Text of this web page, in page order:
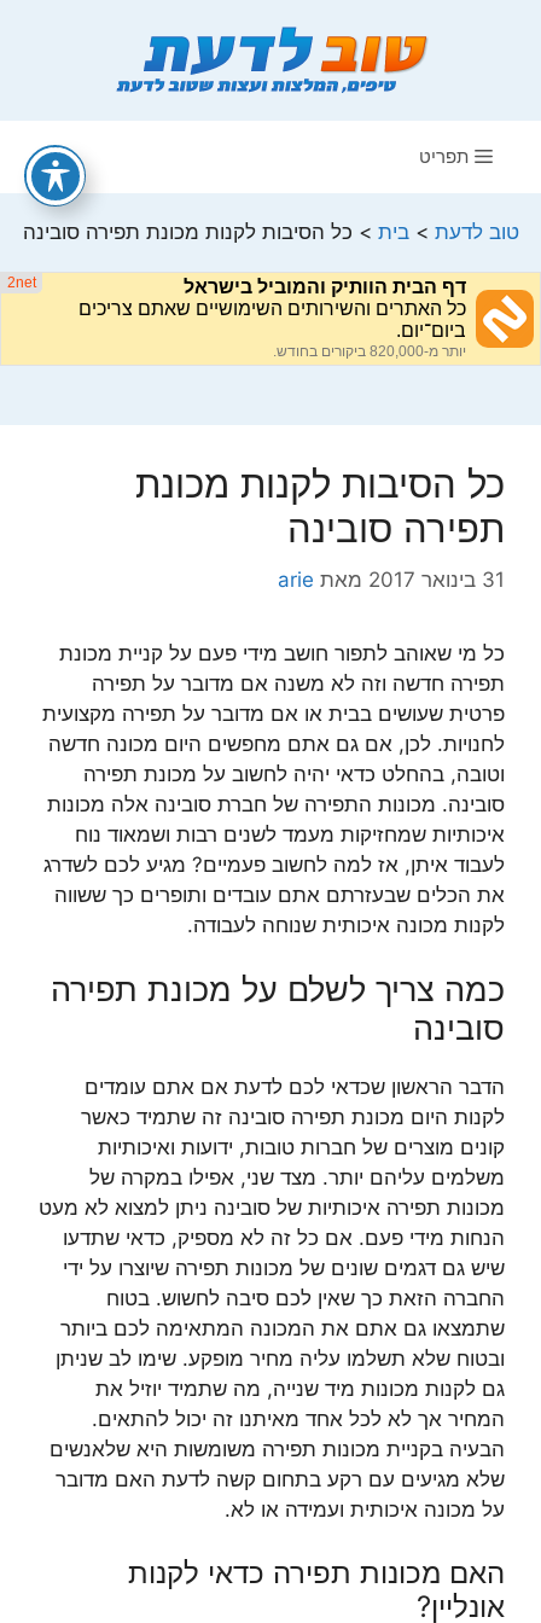
תפריט
טוב לדעת >בית > כל הסיבות לקנות מכונת תפירה סובינה
כל הסיבות לקנות מכונת
תפירה סובינה
31 בינואר 2017 מאת arie
כל מי שאוהב לתפור חושב מידי פעם על קניית מכונת
תפירה חדשה וזה לא משנה אם מדובר על תפירה
פרטית שעושים בבית או אם מדובר על תפירה מקצועית
לחנויות. לכן, אם גם אתם מחפשים היום מכונה חדשה
וטובה, בהחלט כדאי יהיה לחשוב על מכונת תפירה
סובינה. מכונות התפירה של חברת סובינה אלה מכונות
איכותיות שמחזיקות מעמד לשנים רבות ושמאוד נוח
לעבוד איתן, אז למה לחשוב פעמיים? מגיע לכם לשדרג
את הכלים שבעזרתם אתם עובדים ותופרים כך ששווה
לקנות מכונה איכותית שנוחה לעבודה.
כמה צריך לשלם על מכונת תפירה
סובינה
הדבר הראשון שכדאי לכם לדעת אם אתם עומדים
לקנות היום מכונת תפירה סובינה זה שתמיד כאשר
קונים מוצרים של חברות טובות, ידועות ואיכותיות
משלמים עליהם יותר. מצד שני, אפילו במקרה של
מכונות תפירה איכותיות של סובינה ניתן למצוא לא מעט
הנחות מידי פעם. אם כל זה לא מספיק, כדאי שתדעו
שיש גם דגמים שונים של מכונות תפירה שיוצרו על ידי
החברה הזאת כך שאין לכם סיבה לחשוש. בטוח
שתמצאו גם אתם את המכונה המתאימה לכם ביותר
ובטוח שלא תשלמו עליה מחיר מופקע. שימו לב שניתן
גם לקנות מכונות מיד שנייה, מה שתמיד יוזיל את
המחיר אך לא לכל אחד מאיתנו זה יכול להתאים.
הבעיה בקניית מכונות תפירה משומשות היא שלאנשים
שלא מגיעים עם רקע בתחום קשה לדעת האם מדובר
על מכונה איכותית ועמידה או לא.
האם מכונות תפירה כדאי לקנות
אונליין?